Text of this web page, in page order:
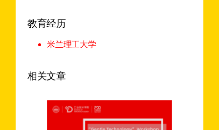
教育经历
米兰理工大学
相关文章